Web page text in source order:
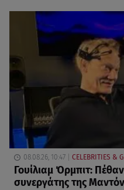
08.08.26, 10:47 CELEBRITIES &
Γουίλιαμ Όρμπιτ:
συνεργάτης της